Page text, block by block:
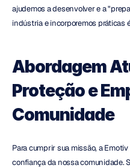
ajudemos a desenvolver e a
indústria e incorporemos práticas
Abordagem
Proteção e
Comunidade
Para cumprir sua missão, a
confiança da nossa comunidade.